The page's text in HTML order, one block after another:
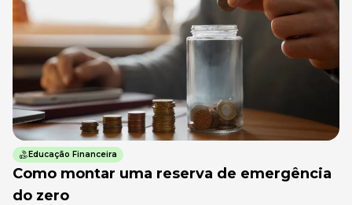
Educação Financeira
Como montar uma reserva de emergência
do zero